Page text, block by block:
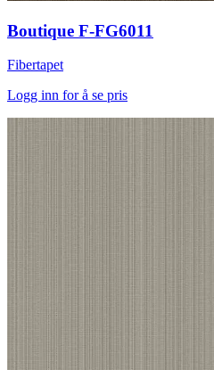
Boutique F-FG6011
Fibertapet
Logg inn for å se pris